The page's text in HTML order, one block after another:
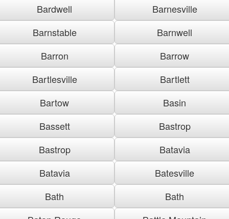
Bardwell
Barnesville
Barnstable
Barnwell
Barron
Barrow
Bartlesville
Bartlett
Bartow
Basin
Bassett
Bastrop
Bastrop
Batavia
Batavia
Batesville
Bath
Bath